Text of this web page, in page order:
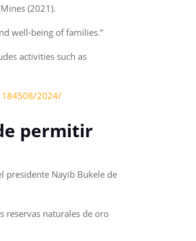
(2021).
well-being of families.”
activities such as
2024/
permitir
presidente Nayib Bukele de
reservas naturales de oro